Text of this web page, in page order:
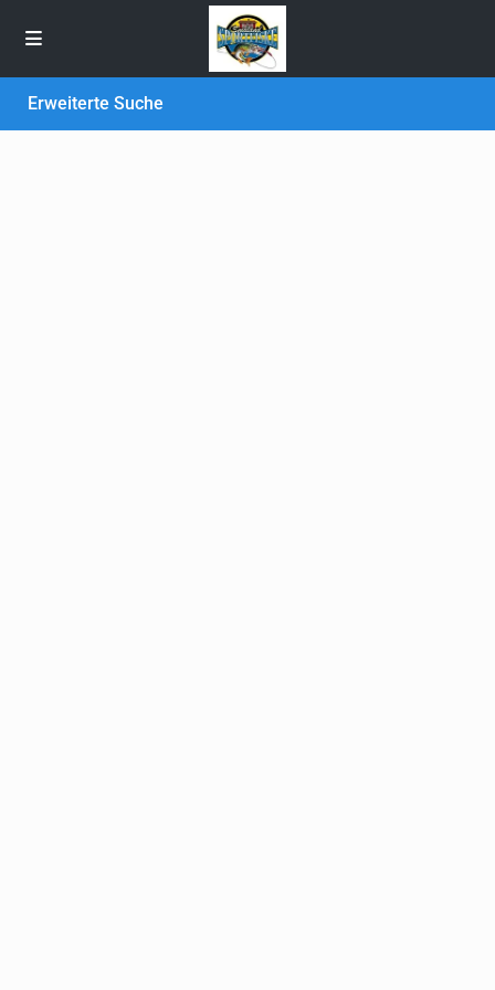
Erweiterte Suche